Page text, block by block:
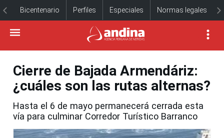
Bicentenario Perfiles Especiales Normas legales
Cierre de Bajada Armendáriz:
¿cuáles son las rutas alternas?
Hasta el 6 de mayo permanecerá cerrada esta
vía para culminar Corredor Turístico Barranco